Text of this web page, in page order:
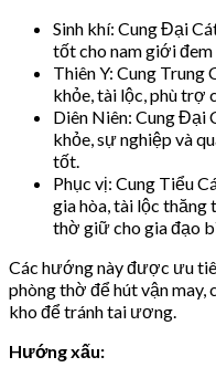
Sinh khí: Cung Đại
tốt cho nam giới đem
Thiên Y: Cung Trung
khỏe, tài lộc, phù trợ
Diên Niên: Cung Đại
khỏe, sự nghiệp và
tốt.
Phục vị: Cung Tiểu
gia hòa, tài lộc
thờ giữ cho gia đạo
Các hướng này được ưu
phòng thờ để hút vận may,
kho để tránh tai ương.
Hướng xấu: